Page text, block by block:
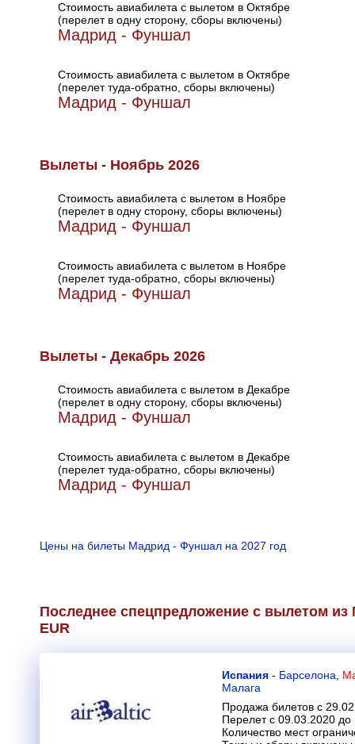
Стоимость авиабилета с вылетом в Октябре
(перелет в одну сторону, сборы включены)
Мадрид - Фуншал
Стоимость авиабилета с вылетом в Октябре
(перелет туда-обратно, сборы включены)
Мадрид - Фуншал
Вылеты - Ноябрь 2026
Стоимость авиабилета с вылетом в Ноябре
(перелет в одну сторону, сборы включены)
Мадрид - Фуншал
Стоимость авиабилета с вылетом в Ноябре
(перелет туда-обратно, сборы включены)
Мадрид - Фуншал
Вылеты - Декабрь 2026
Стоимость авиабилета с вылетом в Декабре
(перелет в одну сторону, сборы включены)
Мадрид - Фуншал
Стоимость авиабилета с вылетом в Декабре
(перелет туда-обратно, сборы включены)
Мадрид - Фуншал
Цены на билеты Мадрид - Фуншал на 2027 год
Последнее спецпредложение с вылетом
EUR
Испания - Барселона
Малага
Продажа билетов с
Перелет с 09.03.2020 до
Количество мест